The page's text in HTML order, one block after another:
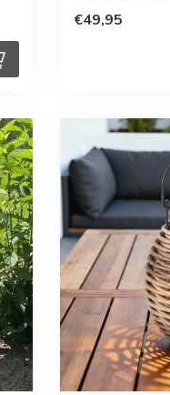
€49,95